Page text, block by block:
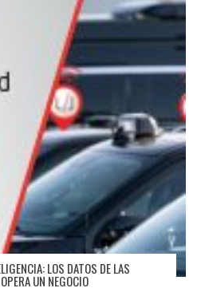
LOS DATOS DE LAS
UN NEGOCIO